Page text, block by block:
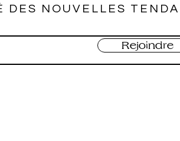
DES NOUVELLES
Rejoindre